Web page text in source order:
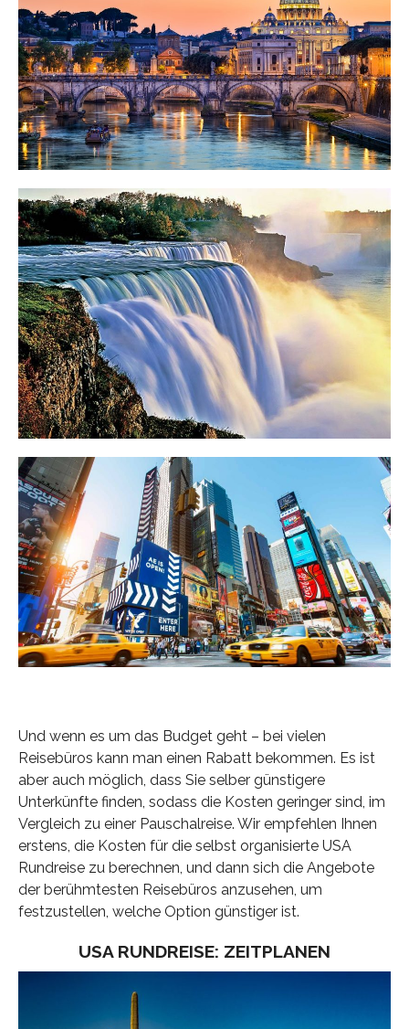
Und wenn es um das Budget geht – bei vielen
Reisebüros kann man einen Rabatt bekommen. Es ist
aber auch möglich, dass Sie selber günstigere
Unterkünfte finden, sodass die Kosten geringer sind, im
Vergleich zu einer Pauschalreise. Wir empfehlen Ihnen
erstens, die Kosten für die selbst organisierte USA
Rundreise zu berechnen, und dann sich die Angebote
der berühmtesten Reisebüros anzusehen, um
festzustellen, welche Option günstiger ist.
USA RUNDREISE: ZEITPLANEN